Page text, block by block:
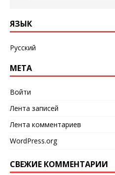
ЯЗЫК
Русский
МЕТА
Войти
Лента записей
Лента комментариев
WordPress.org
СВЕЖИЕ КОММЕНТАРИИ